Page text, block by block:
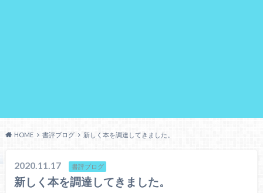
HOME 書評ブログ 新しく本を調達してきました。
2020.11.17 書評ブログ
新しく本を調達してきました。